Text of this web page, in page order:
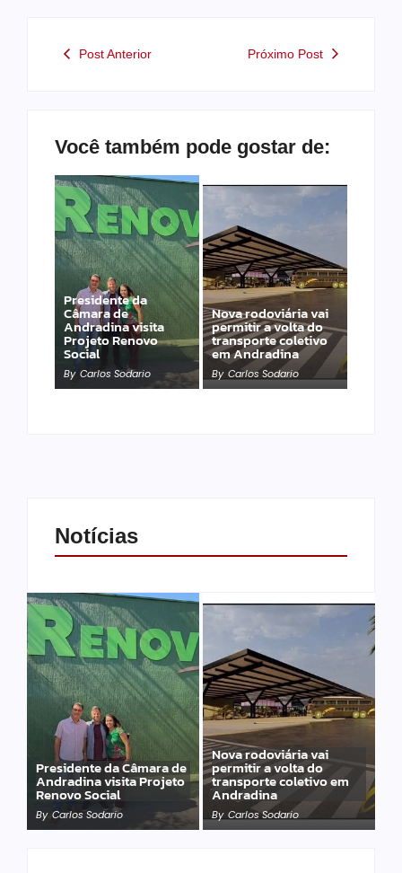
Post Anterior Próximo Post
Você também pode gostar de:
Presidente da
Câmara de
Andradina visita
Projeto Renovo
Social
By Carlos Sodario
Nova rodoviária vai
permitir a volta do
transporte coletivo
em Andradina
By Carlos Sodario
Notícias
Presidente da Câmara de
Andradina visita Projeto
Renovo Social
By Carlos Sodario
Nova rodoviária vai
permitir a volta do
transporte coletivo em
Andradina
By Carlos Sodario